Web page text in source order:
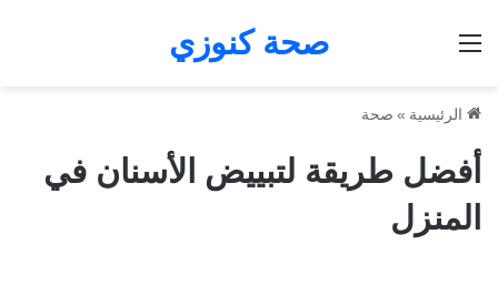
صحة كنوزي
الرئيسية » صحة
أفضل طريقة لتبييض الأسنان في
المنزل